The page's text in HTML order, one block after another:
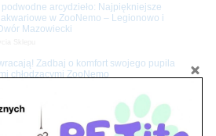
podwodne arcydzieło: Najpiękniejsze
w ZooNemo – Legionowo i
Mazowiecki
Zadbaj o komfort swojego pupila
chłodzącymi ZooNemo
Shop – Internetowy Sklep Zoologiczny
Wszystko Dla Twojego Pupila | ZooNemo